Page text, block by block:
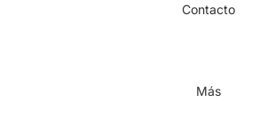
Contacto
Más